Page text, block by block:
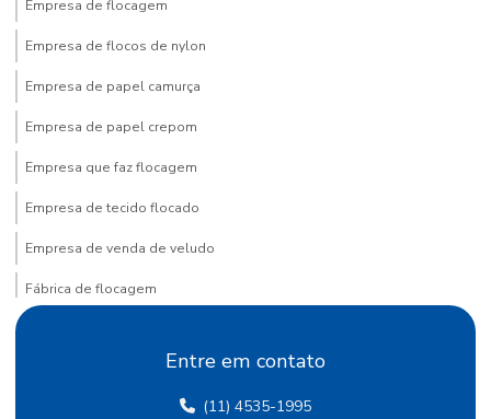
Empresa de flocagem
Empresa de flocos de nylon
Empresa de papel camurça
Empresa de papel crepom
Empresa que faz flocagem
Empresa de tecido flocado
Empresa de venda de veludo
Fábrica de flocagem
Fábrica de papel crepom em spEntre em contato
(11) 4535-1995